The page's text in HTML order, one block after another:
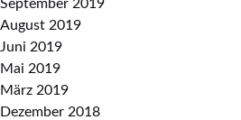
September 2019
August 2019
Juni 2019
Mai 2019
März 2019
Dezember 2018